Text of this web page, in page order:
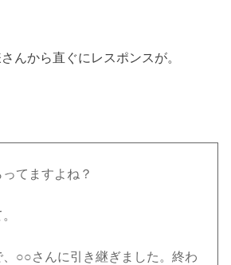
んから直ぐにレスポンスが。
てますよね？
○○さんに引き継ぎました。終わ